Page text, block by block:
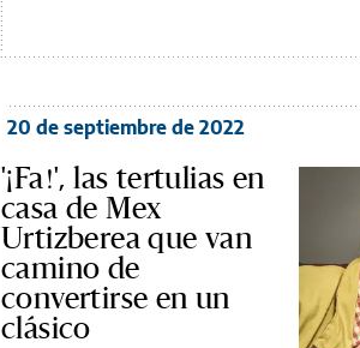
20 de septiembre de 2022
'¡Fa!', las tertulias en
casa de Mex
Urtizberea que van
camino de
convertirse en un
clásico